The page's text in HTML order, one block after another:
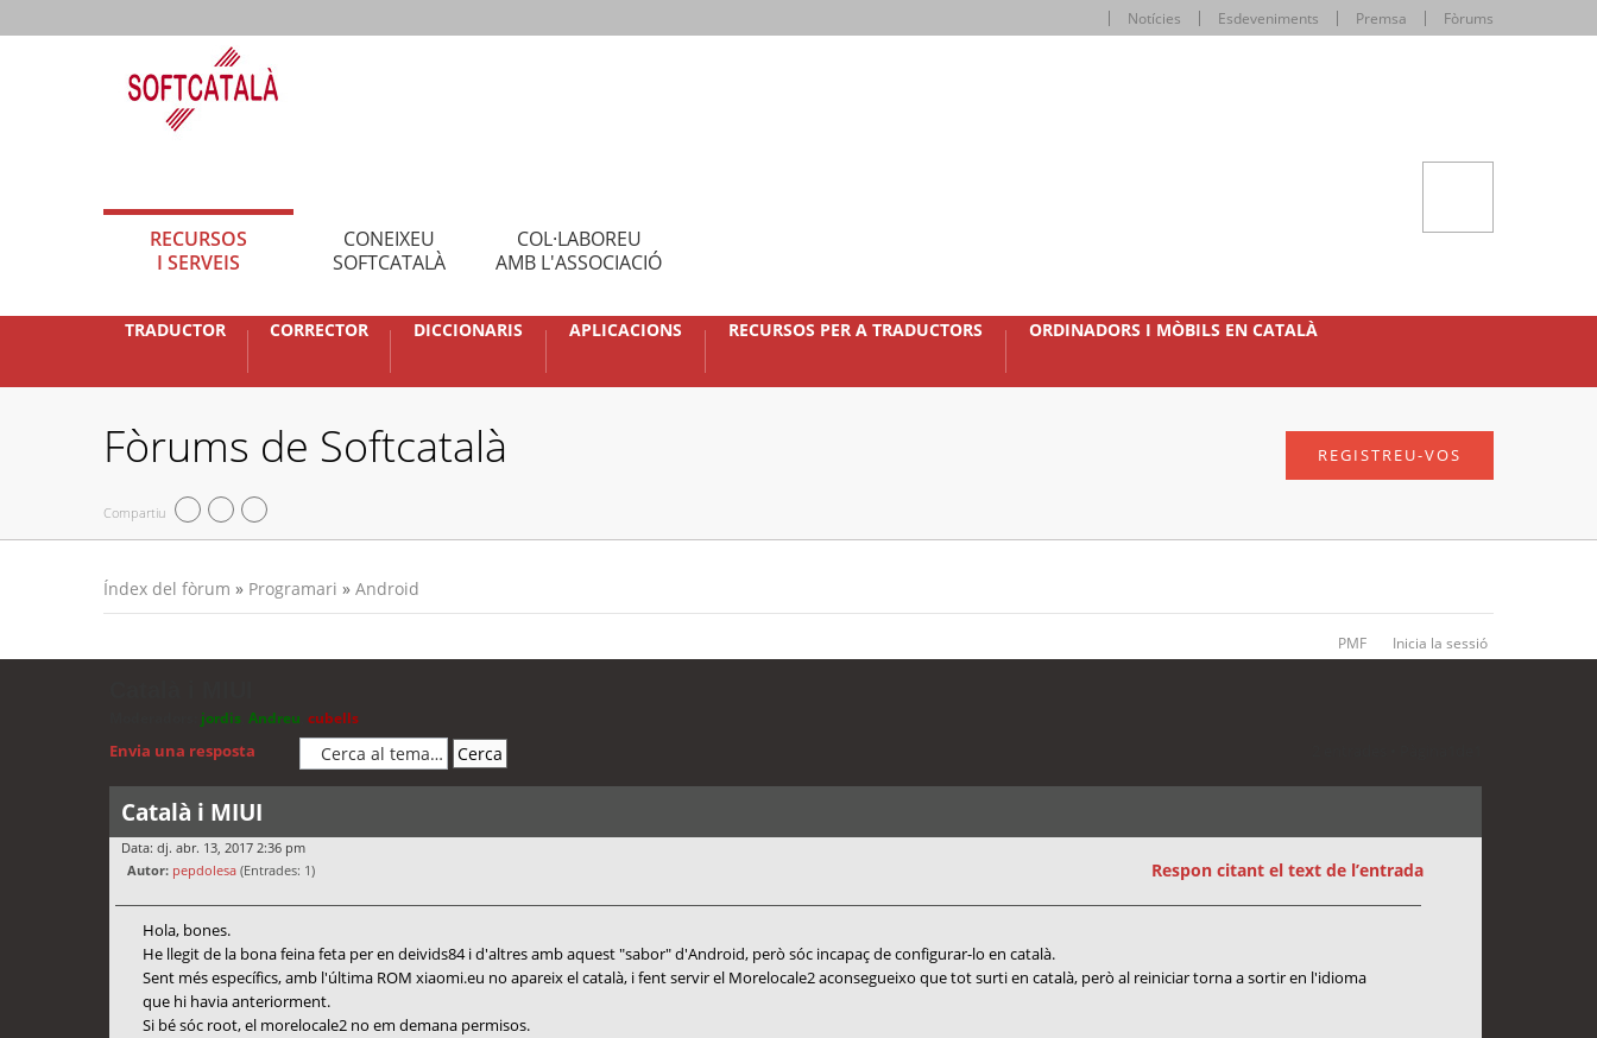
Notícies Esdeveniments Premsa Fòrums
RECURSOS
I SERVEIS
CONEIXEU
SOFTCATALÀ
COL·LABOREU
AMB L'ASSOCIACIÓ
TRADUCTOR CORRECTOR DICCIONARIS APLICACIONS RECURSOS PER A TRADUCTORS ORDINADORS I MÒBILS EN CATALÀ
Fòrums de Softcatalà
Compartiu
REGISTREU-VOS
Índex del fòrum » Programari » Android
PMF Inicia la sessió
jordis Andreu cubells
Envia una resposta
Català i MIUI
Data: dj. abr. 13, 2017 2:36 pm
Autor: pepdolesa (Entrades: 1) Respon citant el text de l’entrada
Hola, bones.
He llegit de la bona feina feta per en deivids84 i d'altres amb aquest "sabor" d'Android, però sóc incapaç de configurar-lo en català.
Sent més específics, amb l'última ROM xiaomi.eu no apareix el català, i fent servir el Morelocale2 aconsegueixo que tot surti en català, però al reiniciar torna a sortir en l'idioma
que hi havia anteriorment.
Si bé sóc root, el morelocale2 no em demana permisos.